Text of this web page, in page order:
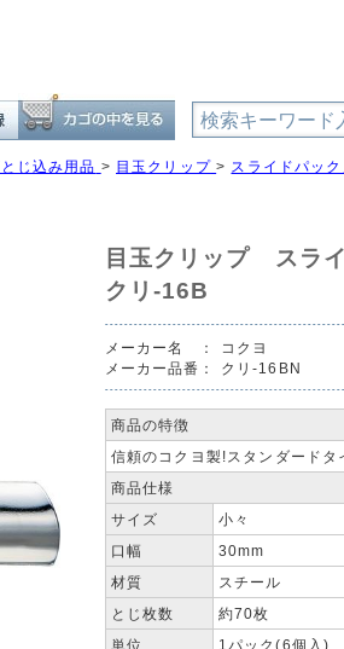
じ込み用品 > 目玉クリップ > スライドパッ
目玉クリップ ス
クリ-16B
メーカー名 ：
コクヨ
メーカー品番：
クリ-16BN
商品の特徴
信頼のコクヨ製!スタンダードタ
商品仕様
サイズ
小々
口幅
30mm
材質
スチール
とじ枚数
約70枚
単位
1パック(6個入)